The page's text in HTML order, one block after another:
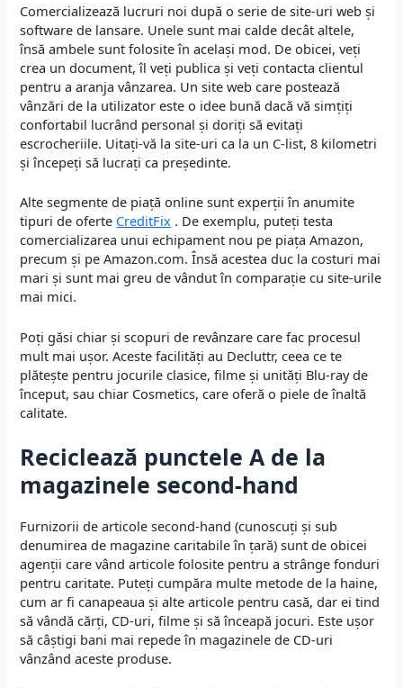
Comercializează lucruri noi după o serie de site-uri web și
software de lansare. Unele sunt mai calde decât altele,
însă ambele sunt folosite în același mod. De obicei, veți
crea un document, îl veți publica și veți contacta clientul
pentru a aranja vânzarea. Un site web care postează
vânzări de la utilizator este o idee bună dacă vă simțiți
confortabil lucrând personal și doriți să evitați
escrocheriile. Uitați-vă la site-uri ca la un C-list, 8 kilometri
și începeți să lucrați ca președinte.
Alte segmente de piață online sunt experții în anumite
tipuri de oferte CreditFix . De exemplu, puteți testa
comercializarea unui echipament nou pe piața Amazon,
precum și pe Amazon.com. Însă acestea duc la costuri mai
mari și sunt mai greu de vândut în comparație cu site-urile
mai mici.
Poți găsi chiar și scopuri de revânzare care fac procesul
mult mai ușor. Aceste facilități au Decluttr, ceea ce te
plătește pentru jocurile clasice, filme și unități Blu-ray de
început, sau chiar Cosmetics, care oferă o piele de înaltă
calitate.
Reciclează punctele A de la
magazinele second-hand
Furnizorii de articole second-hand (cunoscuți și sub
denumirea de magazine caritabile în țară) sunt de obicei
agenții care vând articole folosite pentru a strânge fonduri
pentru caritate. Puteți cumpăra multe metode de la haine,
cum ar fi canapeaua și alte articole pentru casă, dar ei tind
să vândă cărți, CD-uri, filme și să înceapă jocuri. Este ușor
să câștigi bani mai repede în magazinele de CD-uri
vânzând aceste produse.